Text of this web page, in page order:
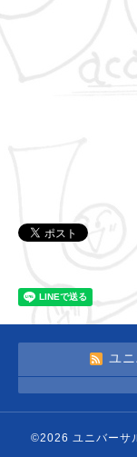
ユ
©2026 ユニバーサ